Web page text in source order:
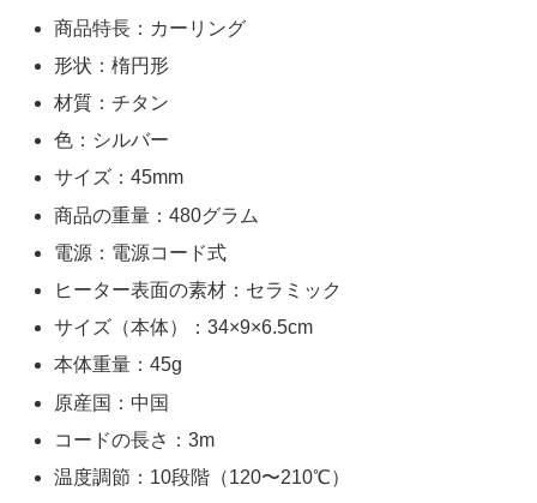
商品特長：カーリング
形状：楕円形
材質：チタン
色：シルバー
サイズ：45mm
商品の重量：480グラム
電源：電源コード式
ヒーター表面の素材：セラミック
サイズ（本体）：34×9×6.5cm
本体重量：45g
原産国：中国
コードの長さ：3m
温度調節：10段階（120〜210℃）